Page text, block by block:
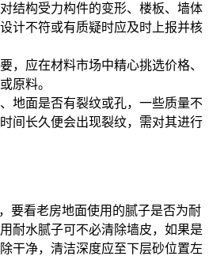
结构受力构件的变形、楼板、墙体
计不符或有质疑时应及时上报并核
，应在材料市场中精心挑选价格、
原料。
地面是否有裂纹或孔，一些质量不
间长久便会出现裂纹，需对其进行
要看老房地面使用的腻子是否为耐
耐水腻子可不必清除墙皮，如果是
干净，清洁深度应至下层砂位置左